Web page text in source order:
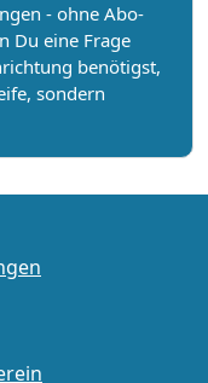
- ohne Abo-
Du eine Frage
benötigst,
sondern